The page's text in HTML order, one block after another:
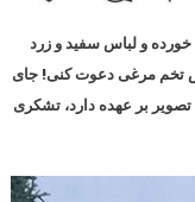
خودت آفِ بالای 50 به پستت خورده و لباس سفید و زرد
تخم مرغی دعوت کنی! جای
تصویر بر عهده دارد، تشکری